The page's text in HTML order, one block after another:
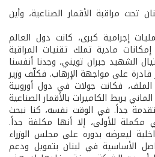
مراقبة الأقمار الصناعية، وأين
إجرامية كبرى، كانت دول العالم
مادية تملك تقنيات المراقبة
الشهيد جبران تويني، وجدنا أنفسنا
قادرة على مواجهة الإرهاب. فكلّف وزير
الملف، فكانت جولات في دول أوروبية
يربط الكاميرات بالأقمار الصناعية
جداً. في الوقت نفسه، كنا نبحث
مكملة للأولى، إلا أنها مكلفة جداً.
ليعرضه بدوره على مجلس الوزراء
الأساسية في لبنان بتمويل ودعم